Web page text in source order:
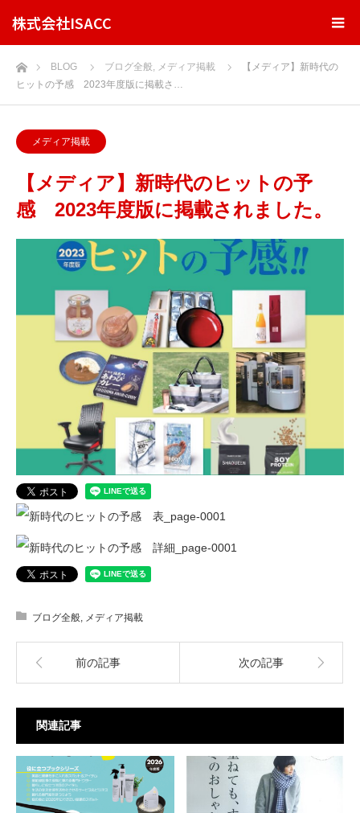
株式会社ISACC
ホームBLOG ブログ全般, メディア掲載
【メディア】新時代の
ヒットの予感 2023年度版に掲載さ…
メディア掲載
【メディア】新時代のヒットの予
感 2023年度版に掲載されました。
ブログ全般 メディア掲載
前の記事 次の記事
関連記事